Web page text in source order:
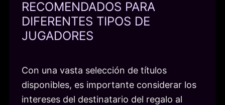
RECOMENDADOS PARA
DIFERENTES TIPOS DE
JUGADORES
Con una vasta selección de títulos
disponibles, es importante considerar los
intereses del destinatario del regalo al